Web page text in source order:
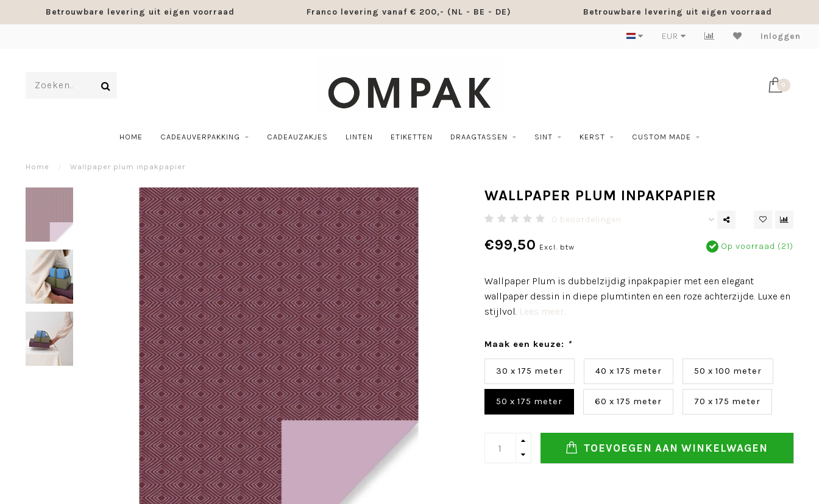
Betrouwbare levering uit eigen voorraad Franco levering vanaf € 200,- (NL - BE - DE) Betrouwbare levering uit eigen voorraad
EUR Inloggen
0
HOME CADEAUVERPAKKING CADEAUZAKJES LINTEN ETIKETTEN DRAAGTASSEN SINT KERST CUSTOM MADE
Home / Wallpaper plum inpakpapier
WALLPAPER PLUM INPAKPAPIER
0 beoordelingen
€99,50 Excl. btw Op voorraad (21)
Wallpaper Plum is dubbelzijdig inpakpapier met een elegant
wallpaper dessin in diepe plumtinten en een roze achterzijde. Luxe en
stijlvol. Lees meer..
Maak een keuze: *
30 x 175 meter 40 x 175 meter 50 x 100 meter
50 x 175 meter 60 x 175 meter 70 x 175 meter
TOEVOEGEN AAN WINKELWAGEN